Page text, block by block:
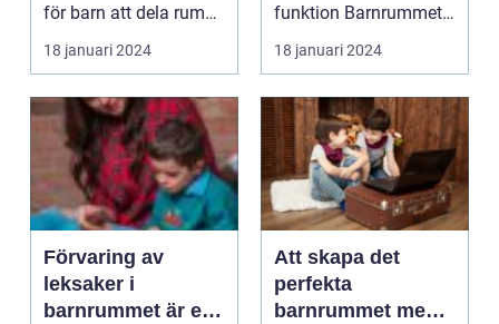
för barn att dela rum
kan vara en ut...
18 januari 2024
funktion Barnrummet
är en plats ...
18 januari 2024
Förvaring av
leksaker i
barnrummet är en
Att skapa det
perfekta
barnrummet med